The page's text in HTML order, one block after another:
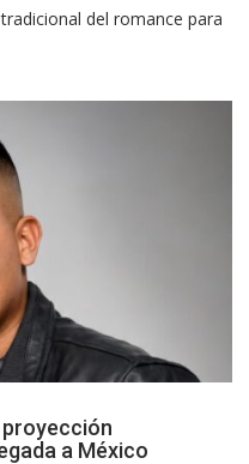
del romance para
a México